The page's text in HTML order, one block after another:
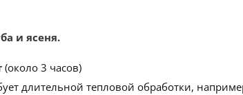
и ясеня.
(около 3 часов)
длительной тепловой обработки,